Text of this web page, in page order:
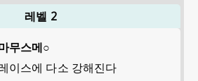
레벨 2
무스메○
이스에 다소 강해진다